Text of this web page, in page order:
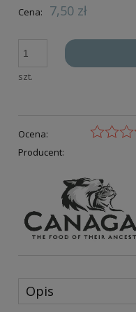
Cena: 7,50 zł
szt.
Ocena:
Producent:
Opis